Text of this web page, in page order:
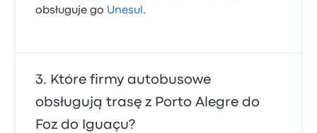
obsługuje go Unesul .
Które firmy autobusowe
obsługują trasę z Porto Alegre do
Foz do Iguaçu?